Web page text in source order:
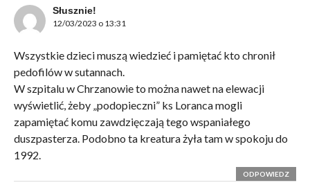
Słusznie!
12/03/2023 o 13:31
Wszystkie dzieci muszą wiedzieć i pamiętać kto chronił
pedofilów w sutannach.
W szpitalu w Chrzanowie to można nawet na elewacji
wyświetlić, żeby „podopieczni” ks Loranca mogli
zapamiętać komu zawdzięczają tego wspaniałego
duszpasterza. Podobno ta kreatura żyła tam w spokoju do
1992.
ODPOWIEDZ